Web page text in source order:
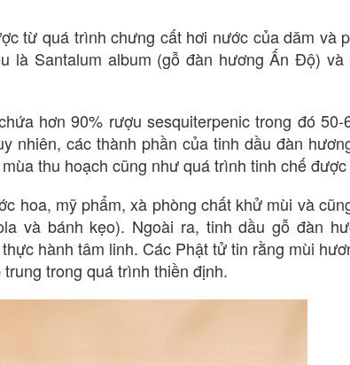
từ quá trình chưng cất hơi nước của dăm và
là Santalum album (gỗ đàn hương Ấn Độ) và
hơn 90% rượu sesquiterpenic trong đó
nhiên, các thành phần của tinh dầu đàn
thu hoạch cũng như quá trình tinh chế
hoa, mỹ phẩm, xà phòng chất khử mùi và
và bánh kẹo). Ngoài ra, tinh dầu gỗ đàn
hành tâm linh. Các Phật tử tin rằng mùi
trong quá trình thiền định.